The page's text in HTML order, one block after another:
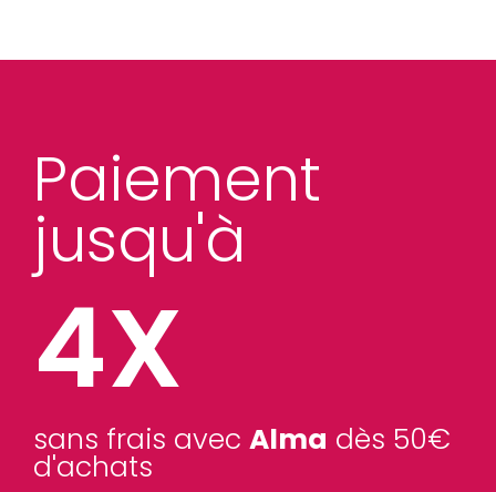
Paiement
jusqu'à
4X
sans frais avec Alma dès 50€
d'achats